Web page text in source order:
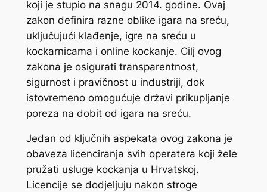
koji je stupio na snagu 2014. godine. Ovaj
zakon definira razne oblike igara na sreću,
uključujući klađenje, igre na sreću u
kockarnicama i online kockanje. Cilj ovog
zakona je osigurati transparentnost,
sigurnost i pravičnost u industriji, dok
istovremeno omogućuje državi prikupljanje
poreza na dobit od igara na sreću.
Jedan od ključnih aspekata ovog zakona je
obaveza licenciranja svih operatera koji žele
pružati usluge kockanja u Hrvatskoj.
Licencije se dodjeljuju nakon stroge